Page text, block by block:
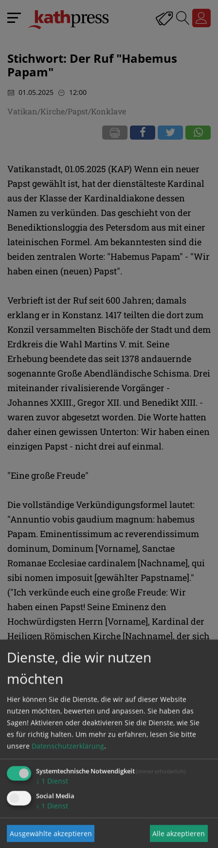
Stichwort: Der Ruf "Habemus
Papam"
01.05.2025 12:00
Vatikan/Kirche/Papst/Konklave
Vatikanstadt, 01.05.2025 (KAP) Wenn ein neuer
Papst gewählt ist, hat der dienstälteste Kardinal
aus der Klasse der Kardinaldiakone dessen
Namen zu verkünden. Das geschieht von der
Benediktionsloggia des Petersdom aus mit einer
lateinischen Formel. Am bekanntesten sind die
beiden zentralen Worte: "Habemus Papam" - "Wir
haben einen (neuen) Papst".
Verbrieft ist der Ruf seit 600 Jahren; damals
erklang er in Konstanz. 1417 teilten die dort zum
Konzil versammelten Bischöfe der Stadt und dem
Erdkreis die Wahl Martins V. mit. Seine
Erhebung beendete das seit 1378 andauernde
sogenannte Große Abendländische Schisma. Drei
miteinander rivalisierende Vorgänger -
Johannes XXIII., Gregor XII. und Benedikt XIII. -
waren zuvor abgesetzt worden. Die Worte hatten
daher einen gewissen Unterton: Wir haben einen
einzigen Papst - nicht drei auf einmal.
"Eine große Freude"
Die vollständige Verkündigungsformel lautet:
"Annuntio vobis gaudium magnum: habemus
Papam. Eminentissimum ac reverendissimum
dominum, Dominum [Vorname], Sanctae
Romanae Ecclesiae cardinalem [Nachname], qui
sibi nomen imposuit [gewählter Papstname]."
("Ich verkünde euch eine große Freude: Wir
haben einen Papst! Seine Eminenz den
Hochwürdigsten Herrn [Vorname], Kardinal der
Heiligen Römischen Kirche [Nachname], der sich
den Namen [Papstname] gegeben hat.")
Ein Vergleich mit der Bekanntgabe eines
Wahlsiegers oder dem "The winner is ..." der
Oscar-Verleihung wird dem theologischen
Anspruch der Zeremonie nicht gerecht. Die
Einleitung "Annuntio vobis gaudium magnum"
("Ich verkünde euch eine große Freude") spielt
auf die Botschaft des Engels im
Weihnachtsevangelium an, der den Hirten die
Geburt des Retters Jesus Christus ankündigt
(Lukas 2,10); als dessen Stellvertreter versteht
sich der amtierende Papst.
Dienste, die wir nutzen
möchten
Hier können Sie die Dienste, die wir auf dieser Website
nutzen möchten, bewerten und anpassen. Sie haben das
Sagen! Aktivieren oder deaktivieren Sie die Dienste, wie Sie
es für richtig halten. Um mehr zu erfahren, lesen Sie bitte
unsere Datenschutzerklärung.
Systemtechnische Notwendigkeit (immer erforderlich)
↓ 1 Dienst
Social Media
↓ 1 Dienst
Ausgewählte akzeptieren Alle akzeptieren